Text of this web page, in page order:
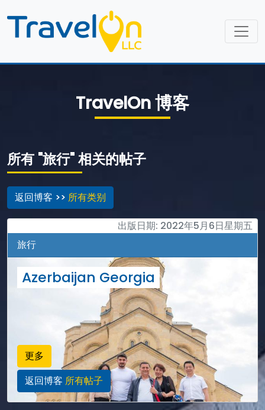
TravelOn 博客
所有 "旅行" 相关的帖子
返回博客 >> 所有类别
出版日期: 2022年5月6日星期五
旅行
Azerbaijan Georgia
更多
返回博客 所有帖子